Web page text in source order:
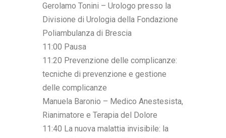
Gerolamo Tonini – Urologo presso la
Divisione di Urologia della Fondazione
Poliambulanza di Brescia
11:00 Pausa
11:20 Prevenzione delle complicanze:
tecniche di prevenzione e gestione
delle complicanze
Manuela Baronio – Medico Anestesista,
Rianimatore e Terapia del Dolore
11:40 La nuova malattia invisibile: la